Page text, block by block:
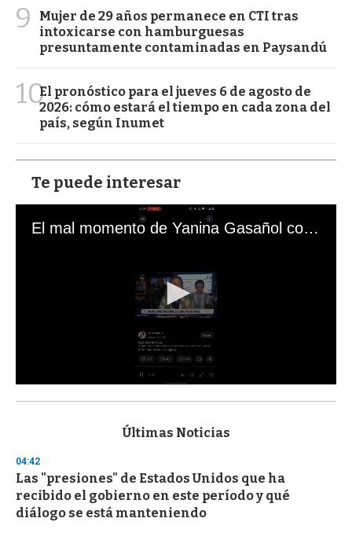
9
Mujer de 29 años permanece en CTI tras
intoxicarse con hamburguesas
presuntamente contaminadas en Paysandú
10El pronóstico para el jueves 6 de agosto de
2026: cómo estará el tiempo en cada zona del
país, según Inumet
Te puede interesar
El mal momento de Yanina Gasañol con un hincha argentino en "Subrayado"
s
d
s
o
f
3
Últimas Noticias
04:42
Las "presiones" de Estados Unidos que ha
recibido el gobierno en este período y qué
diálogo se está manteniendo